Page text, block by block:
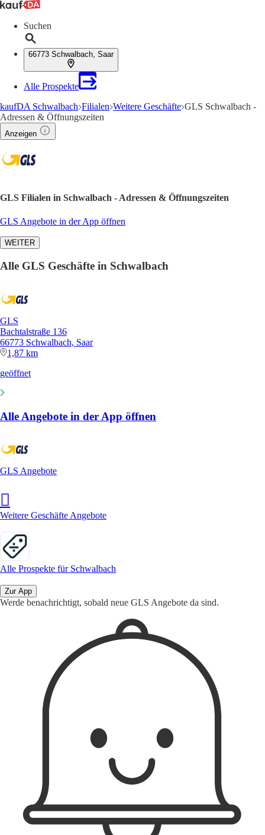
Suchen
66773 Schwalbach, Saar
Alle Prospekte
kaufDA Schwalbach Filialen Weitere Geschäfte GLS Schwalbach -
Adressen & Öffnungszeiten
Anzeigen
GLS Filialen in Schwalbach - Adressen & Öffnungszeiten
GLS Angebote in der App öffnen
WEITER
Alle GLS Geschäfte in Schwalbach
GLS
Bachtalstraße 136
66773 Schwalbach, Saar
1,87 km
geöffnet
Alle Angebote in der App öffnen
GLS Angebote
Weitere Geschäfte Angebote
Alle Prospekte für Schwalbach
Zur App
Werde benachrichtigt, sobald neue GLS Angebote da sind.